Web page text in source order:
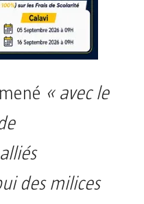
« avec le
des milices